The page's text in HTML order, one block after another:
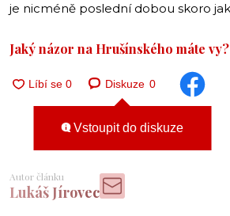
je nicméně poslední dobou skoro
Jaký názor na Hrušínského máte vy?
Diskuze 0
Vstoupit do diskuze
Autor článku
Lukáš Jírovec